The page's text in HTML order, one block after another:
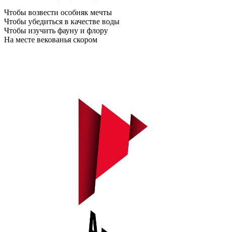
Чтобы возвести особняк мечты
Чтобы убедиться в качестве воды
Чтобы изучить фауну и флору
На месте векованья скором